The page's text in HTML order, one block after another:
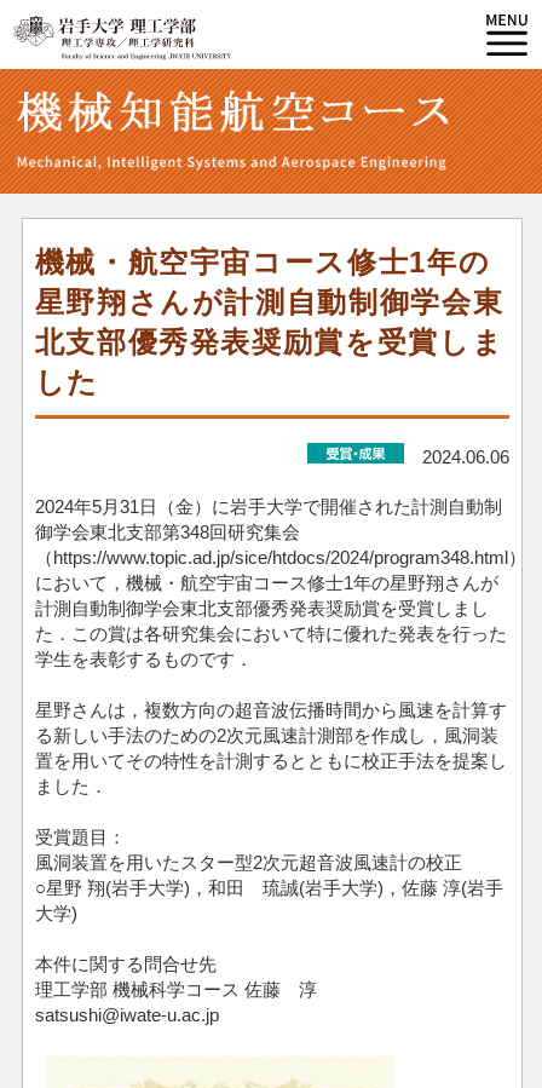
機械・航空宇宙コース修士1年の
星野翔さんが計測自動制御学会東
北支部優秀発表奨励賞を受賞しま
した
2024.06.06
2024年5月31日（金）に岩手大学で開催された計測自動制
御学会東北支部第348回研究集会
（https://www.topic.ad.jp/sice/htdocs/2024/program348.html）
において，機械・航空宇宙コース修士1年の星野翔さんが
計測自動制御学会東北支部優秀発表奨励賞を受賞しまし
た．この賞は各研究集会において特に優れた発表を行った
学生を表彰するものです．
星野さんは，複数方向の超音波伝播時間から風速を計算す
る新しい手法のための2次元風速計測部を作成し，風洞装
置を用いてその特性を計測するとともに校正手法を提案し
ました．
受賞題目：
風洞装置を用いたスター型2次元超音波風速計の校正
○星野 翔(岩手大学)，和田 琉誠(岩手大学)，佐藤 淳(岩手
大学)
本件に関する問合せ先
理工学部 機械科学コース 佐藤 淳
satsushi@iwate-u.ac.jp